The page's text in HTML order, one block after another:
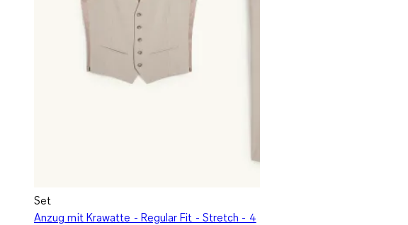
Set
Anzug mit Krawatte - Regular Fit - Stretch - 4